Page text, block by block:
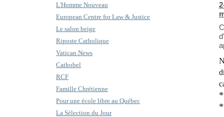
L'Homme Nouveau
European Centre for Law & Justice
Le salon beige
Riposte Catholique
Vatican News
Cathobel
RCF
Famille Chrétienne
Pour une école libre au Québec
La Sélection du Jour